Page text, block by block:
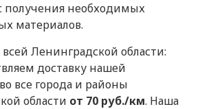
получения необходимых
материалов.
Ленинградской области:
доставку нашей
все города и районы
области от 70 руб./км. Наша